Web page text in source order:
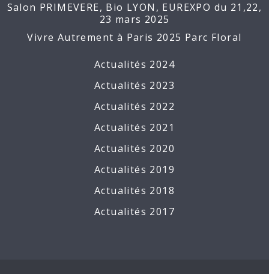
Salon PRIMEVERE, Bio LYON, EUREXPO du 21,22,
23 mars 2025
Vivre Autrement à Paris 2025 Parc Floral
Actualités 2024
Actualités 2023
Actualités 2022
Actualités 2021
Actualités 2020
Actualités 2019
Actualités 2018
Actualités 2017